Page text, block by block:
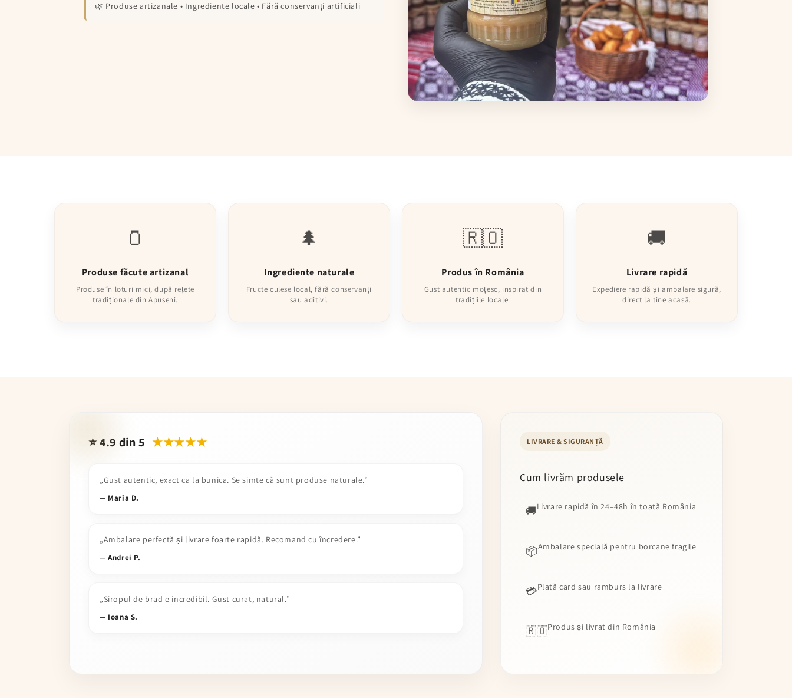
🌿 Produse artizanale • Ingrediente locale • Fără conservanți artificiali
🫙
Produse făcute artizanal
Produse în loturi mici, după rețete
tradiționale din Apuseni.
🌲
Ingrediente naturale
Fructe culese local, fără conservanți
sau aditivi.
🇷🇴
Produs în România
Gust autentic moțesc, inspirat din
tradițiile locale.
🚚
Livrare rapidă
Expediere rapidă și ambalare sigură,
direct la tine acasă.
⭐ 4.9 din 5 ★★★★★
„Gust autentic, exact ca la bunica. Se simte că sunt produse naturale.”
— Maria D.
„Ambalare perfectă și livrare foarte rapidă. Recomand cu încredere.”
— Andrei P.
„Siropul de brad e incredibil. Gust curat, natural.”
— Ioana S.
LIVRARE & SIGURANȚĂ
Cum livrăm produsele
🚚Livrare rapidă în 24–48h în toată România
📦Ambalare specială pentru borcane fragile
💳Plată card sau ramburs la livrare
🇷🇴Produs și livrat din România